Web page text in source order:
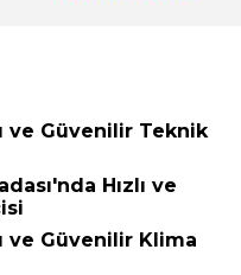
ve Güvenilir Teknik
Hızlı ve
ve Güvenilir Klima